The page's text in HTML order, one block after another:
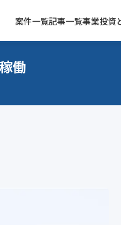
案件一覧記事一覧事業投資
働